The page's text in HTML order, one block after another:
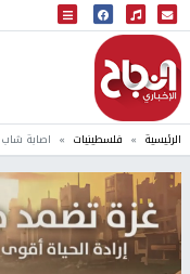
البث المباشر
إذاعة النجاح
الرئيسية فلسطينيات اصابة